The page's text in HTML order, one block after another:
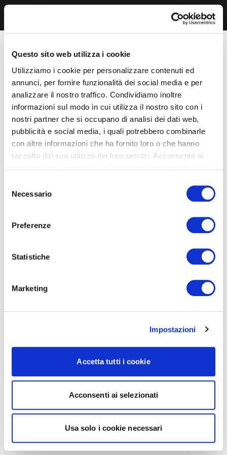
Questo sito web utilizza i cookie
Utilizziamo i cookie per personalizzare contenuti ed
annunci, per fornire funzionalità dei social media e per
analizzare il nostro traffico. Condividiamo inoltre
informazioni sul modo in cui utilizza il nostro sito con i
nostri partner che si occupano di analisi dei dati web,
pubblicità e social media, i quali potrebbero combinarle
con altre informazioni che ha fornito loro o che hanno
raccolto dal suo utilizzo dei loro servizi. Acconsenta ai
delNecessario
Preferenze
Statistiche
Marketing
Impostazioni
Accetta tutti i cookie
Acconsenti ai selezionati
Usa solo i cookie necessari